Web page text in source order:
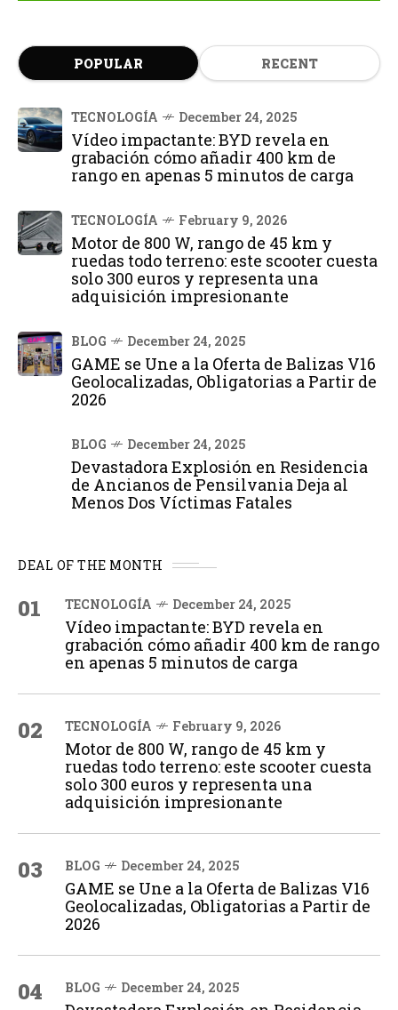
POPULAR RECENT
TECNOLOGÍA December 24, 2025
Vídeo impactante: BYD revela en
grabación cómo añadir 400 km de
rango en apenas 5 minutos de carga
TECNOLOGÍA February 9, 2026
Motor de 800 W, rango de 45 km y
ruedas todo terreno: este scooter cuesta
solo 300 euros y representa una
adquisición impresionante
BLOG December 24, 2025
GAME se Une a la Oferta de Balizas V16
Geolocalizadas, Obligatorias a Partir de
2026
BLOG December 24, 2025
Devastadora Explosión en Residencia
de Ancianos de Pensilvania Deja al
Menos Dos Víctimas Fatales
DEAL OF THE MONTH
01 TECNOLOGÍA December 24, 2025
Vídeo impactante: BYD revela en
grabación cómo añadir 400 km de rango
en apenas 5 minutos de carga
02 TECNOLOGÍA February 9, 2026
Motor de 800 W, rango de 45 km y
ruedas todo terreno: este scooter cuesta
solo 300 euros y representa una
adquisición impresionante
03 BLOG December 24, 2025
GAME se Une a la Oferta de Balizas V16
Geolocalizadas, Obligatorias a Partir de
2026
04 BLOG December 24, 2025